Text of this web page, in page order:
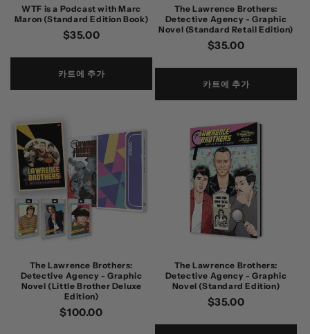
WTF is a Podcast with Marc
Maron (Standard Edition Book)
정
$35.00
카트에 추가
The Lawrence Brothers:
Detective Agency - Graphic
Novel (Standard Retail Edition)
정
$35.00
카트에 추가
The Lawrence Brothers:
Detective Agency - Graphic
Novel (Little Brother Deluxe
Edition)
정
$100.00
The Lawrence Brothers:
Detective Agency - Graphic
Novel (Standard Edition)
정
$35.00